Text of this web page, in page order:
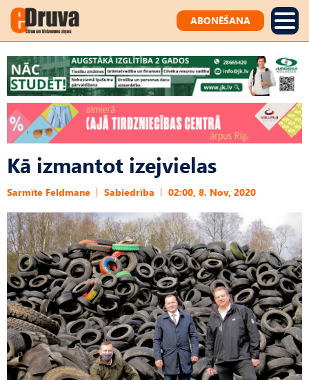
ABONĒŠANA
Kā izmantot izejvielas
Sarmīte Feldmane Sabiedrība 02:00, 8. Nov, 2020